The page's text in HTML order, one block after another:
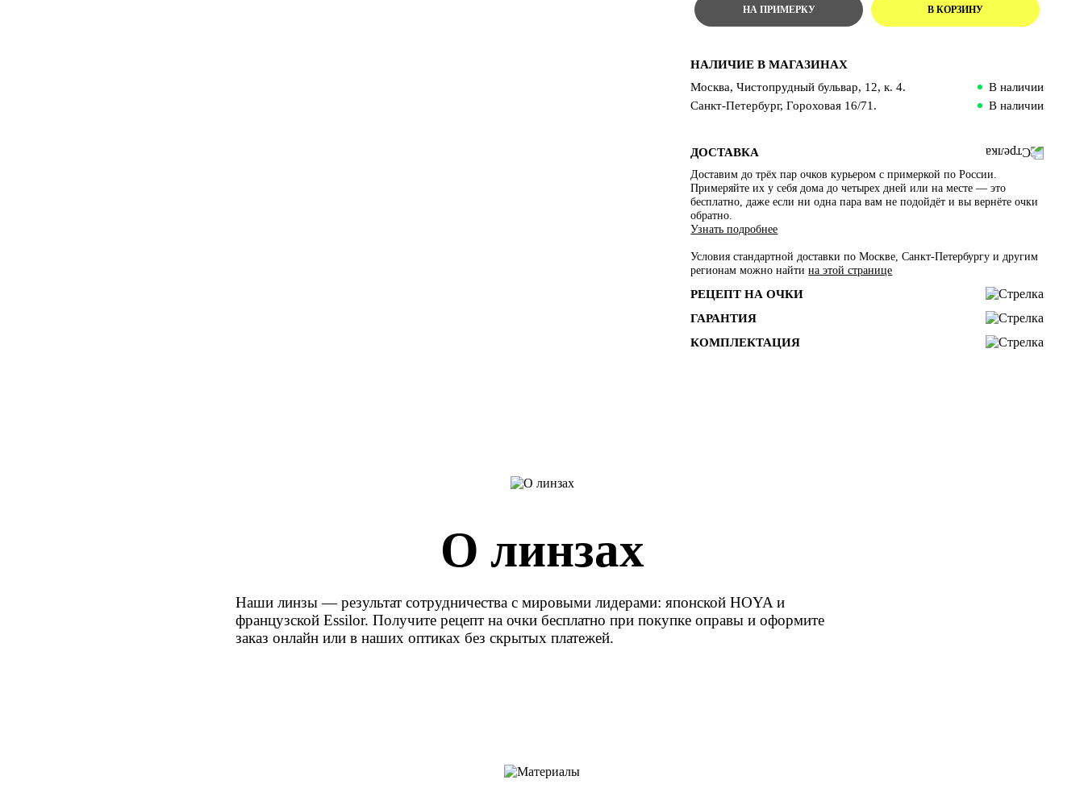
НАЛИЧИЕ В МАГАЗИНАХ
Москва, Чистопрудный бульвар, 12, к. 4.
В наличии
Санкт-Петербург, Гороховая 16/71.
В наличии
ДОСТАВКА
Доставим до трёх пар очков курьером с примеркой по России.
Примеряйте их у себя дома до четырех дней или на месте — это
бесплатно, даже если ни одна пара вам не подойдёт и вы вернёте очки
обратно.
Узнать подробнее
Условия стандартной доставки по Москве, Санкт-Петербургу и другим
регионам можно найтина этой странице
РЕЦЕПТ НА ОЧКИ
ГАРАНТИЯ
КОМПЛЕКТАЦИЯ
О линзах
Наши линзы — результат сотрудничества с мировыми лидерами: японской HOYA и
французской Essilor. Получите рецепт на очки бесплатно при покупке оправы и оформите
заказ онлайн или в наших оптиках без скрытых платежей.